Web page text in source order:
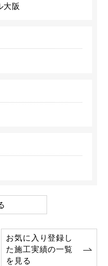
大阪
お気に入り登録し
た施工実績の一覧
を見る